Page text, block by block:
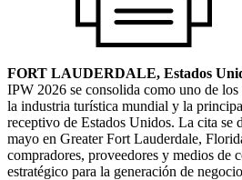
FORT LAUDERDALE, Estados
IPW 2026 se consolida como uno de
la industria turística mundial y la
receptivo de Estados Unidos. La cita se
mayo en Greater Fort Lauderdale,
compradores, proveedores y medios de
estratégico para la generación de